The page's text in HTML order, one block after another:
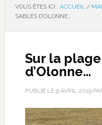
VOUS ÊTES ICI : ACCUEIL /
SABLES D’OLONNE…
Sur la
d’Olonne…
PUBLIÉ LE 9 AVRIL 2019